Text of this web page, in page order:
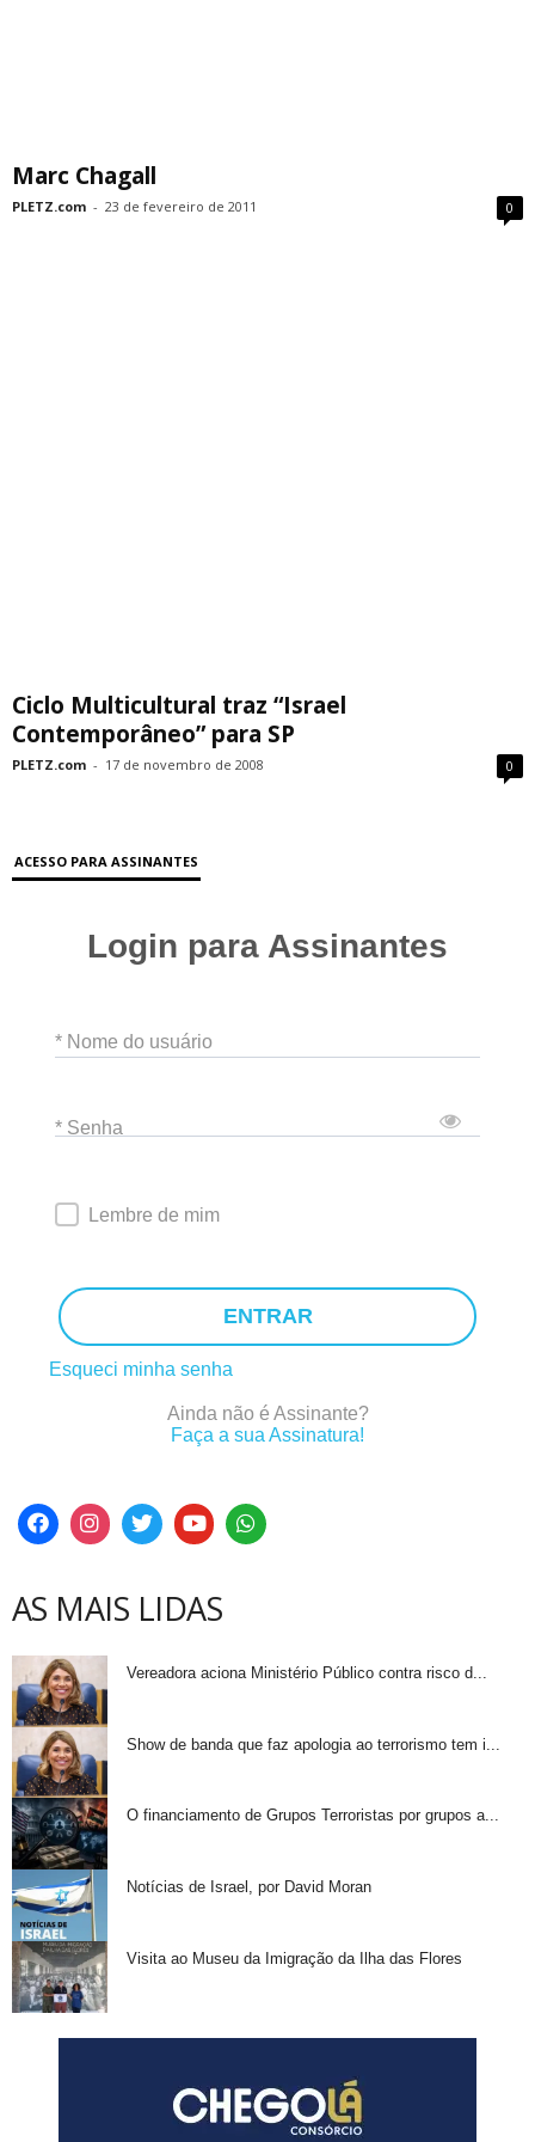
Marc Chagall
PLETZ.com - 23 de fevereiro de 2011 0
Ciclo Multicultural traz “Israel
Contemporâneo” para SP
PLETZ.com - 17 de novembro de 2008 0
ACESSO PARA ASSINANTES
Login para Assinantes
* Nome do usuário
* Senha
Lembre de mim
ENTRAR
Esqueci minha senha
Ainda não é Assinante?
Faça a sua Assinatura!
AS MAIS LIDAS
Vereadora aciona Ministério Público contra risco d...
Show de banda que faz apologia ao terrorismo tem i...
O financiamento de Grupos Terroristas por grupos a...
Notícias de Israel, por David Moran
Visita ao Museu da Imigração da Ilha das Flores